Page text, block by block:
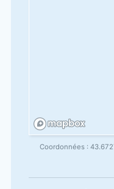
Coordonnées :